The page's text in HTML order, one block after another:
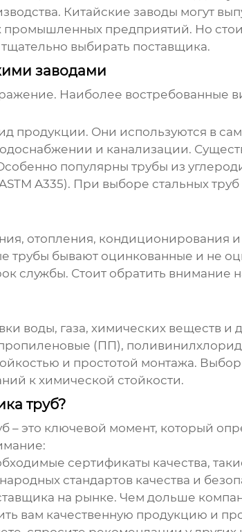
Китайские заводы могут
предприятий. Но
выбирать поставщика.
заводами
Наиболее востребованные
продукции. Они используются в
и канализации.
популярны трубы из
A335). При выборе стальных труб
отопления, кондиционирования
трубы бывают оцинкованные и не
службы. Стоит обратить внимание
воды, газа, химических веществ и
(ПП),
и простотой монтажа. Выбор
к химической стойкости.
труб?
– это ключевой момент, который
сертификаты качества, такие
стандартов качества и
на рынке. Чем дольше
вам качественную продукцию и